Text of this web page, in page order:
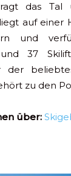
das Tal
auf einer
und
und 37
der
zu den
über: